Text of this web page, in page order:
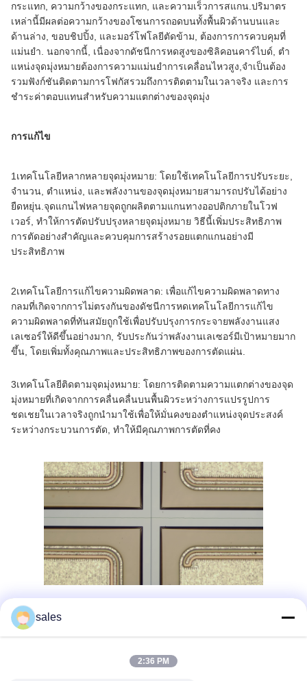
กระแทก, ความกว้างของกระแทก, และความเร็วการสแกน.ปริมาตร
เหล่านี้มีผลต่อความกว้างของโซนการถอดบนทั้งพื้นผิวด้านบนและ
ด้านล่าง, ขอบชิปปิ้ง, และมอร์โฟโลยีตัดข้าม, ต้องการการควบคุมที่
แม่นยํา. นอกจากนี้, เนื่องจากดัชนีการหดสูงของซิลิคอนคาร์ไบด์, ตํา
แหน่งจุดมุ่งหมายต้องการความแม่นยําการเคลื่อนไหวสูง,จําเป็นต้อง
รวมฟังก์ชันติดตามการโฟกัสรวมถึงการติดตามในเวลาจริง และการ
ชําระค่าตอบแทนสําหรับความแตกต่างของจุดมุ่ง
การแก้ไข
1เทคโนโลยีหลากหลายจุดมุ่งหมาย: โดยใช้เทคโนโลยีการปรับระยะ,
จํานวน, ตําแหน่ง, และพลังงานของจุดมุ่งหมายสามารถปรับได้อย่าง
ยืดหยุ่น.จุดแกนไฟหลายจุดถูกผลิตตามแกนทางออปติกภายในโวฟ
เวอร์, ทําให้การตัดปรับปรุงหลายจุดมุ่งหมาย วิธีนี้เพิ่มประสิทธิภาพ
การตัดอย่างสําคัญและควบคุมการสร้างรอยแตกแกนอย่างมี
ประสิทธิภาพ
2เทคโนโลยีการแก้ไขความผิดพลาด: เพื่อแก้ไขความผิดพลาดทาง
กลมที่เกิดจากการไม่ตรงกันของดัชนีการหดเทคโนโลยีการแก้ไข
ความผิดพลาดที่ทันสมัยถูกใช้เพื่อปรับปรุงการกระจายพลังงานแสง
เลเซอร์ให้ดีขึ้นอย่างมาก, รับประกันว่าพลังงานเลเซอร์มีเป้าหมายมาก
ขึ้น, โดยเพิ่มทั้งคุณภาพและประสิทธิภาพของการตัดแผ่น.
3เทคโนโลยีติดตามจุดมุ่งหมาย: โดยการติดตามความแตกต่างของจุด
มุ่งหมายที่เกิดจากการคลื่นคลื่นบนพื้นผิวระหว่างการแปรรูปการ
ชดเชยในเวลาจริงถูกนํามาใช้เพื่อให้มั่นคงของตําแหน่งจุดประสงค์
ระหว่างกระบวนการตัด, ทําให้มีคุณภาพการตัดที่คง
ผลลัพธ์ทางกล้องจุลินทรีย์ หลังการปรับปรุงด้วยเลเซอร์
sales
2:36 PM